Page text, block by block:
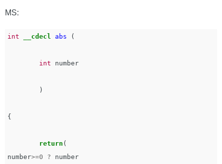
MS:
int __cdecl abs (
int number
)
{
return (
number>=0 ?
number